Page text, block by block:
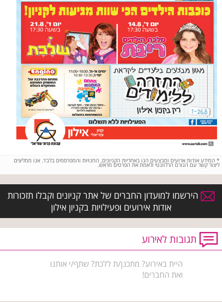
* המידע אודות ארועים ומבצעים הנו באחריות הקניונים, החנויות והמפרסמים בלבד. אנו ממליצים
ליצור קשר עם הגורם הרלוונטי ולאמת את הפרטים מראש.
הירשמו למועדון החברים של אתר קניונים וקבלו תזכורות
אודות אירועים ופעילויות בקניון אילון
תגובות לאירוע
היית באירוע? מתכנן/ת ללכת? שתף/י אותנו
ואת החברים!